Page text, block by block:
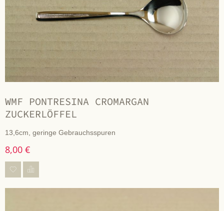
WMF PONTRESINA CROMARGAN
ZUCKERLÖFFEL
13,6cm, geringe Gebrauchsspuren
8,00 €